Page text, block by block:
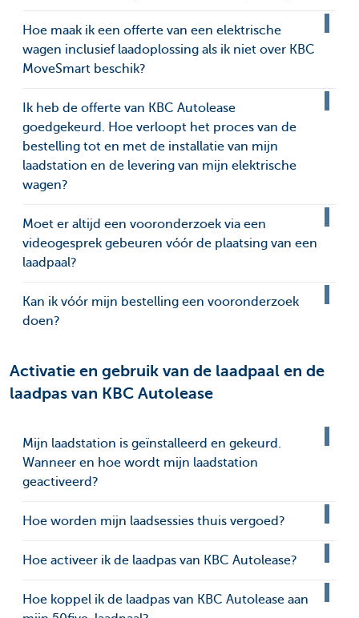
Hoe maak ik een offerte van een elektrische
wagen inclusief laadoplossing als ik niet over KBC
MoveSmart beschik?
Ik heb de offerte van KBC Autolease
goedgekeurd. Hoe verloopt het proces van de
bestelling tot en met de installatie van mijn
laadstation en de levering van mijn elektrische
wagen?
Moet er altijd een vooronderzoek via een
videogesprek gebeuren vóór de plaatsing van een
laadpaal?
Kan ik vóór mijn bestelling een vooronderzoek
doen?
Activatie en gebruik van de laadpaal en de
laadpas van KBC Autolease
Mijn laadstation is geïnstalleerd en gekeurd.
Wanneer en hoe wordt mijn laadstation
geactiveerd?
Hoe worden mijn laadsessies thuis vergoed?
Hoe activeer ik de laadpas van KBC Autolease?
Hoe koppel ik de laadpas van KBC Autolease aan